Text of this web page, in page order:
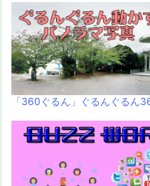
「360ぐるん」ぐるんぐるん